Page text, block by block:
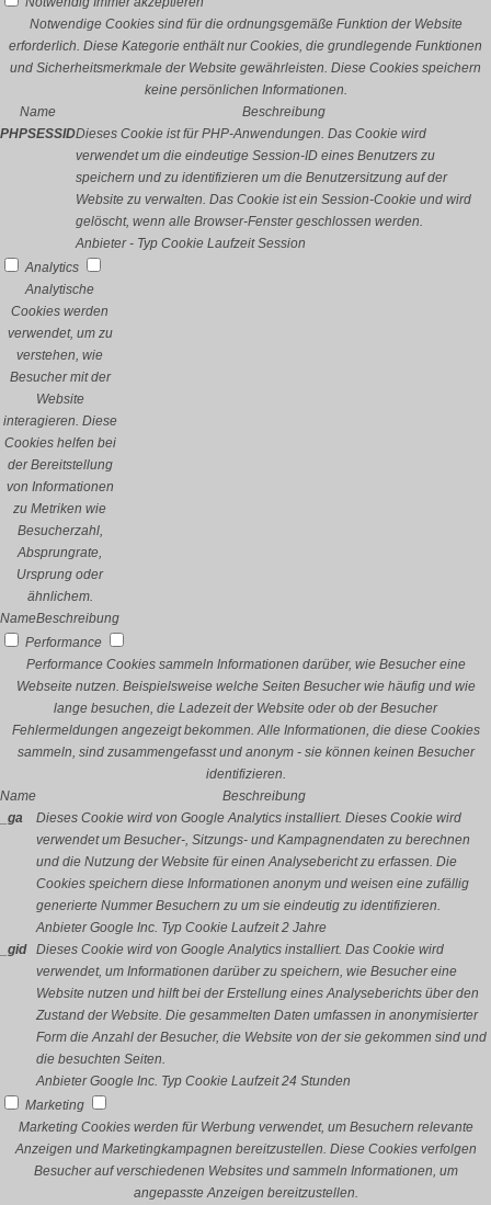
Notwendige Cookies sind für die ordnungsgemäße Funktion der Website
erforderlich. Diese Kategorie enthält nur Cookies, die grundlegende Funktionen
und Sicherheitsmerkmale der Website gewährleisten. Diese Cookies speichern
keine persönlichen Informationen.
Name
Beschreibung
PHPSESSIDDieses Cookie ist für PHP-Anwendungen. Das Cookie wird
verwendet um die eindeutige Session-ID eines Benutzers zu
speichern und zu identifizieren um die Benutzersitzung auf der
Website zu verwalten. Das Cookie ist ein Session-Cookie und wird
gelöscht, wenn alle Browser-Fenster geschlossen werden.
Anbieter - Typ Cookie Laufzeit Session
Analytics
Analytische
Cookies werden
verwendet, um zu
verstehen, wie
Besucher mit der
Website
interagieren. Diese
Cookies helfen bei
der Bereitstellung
von Informationen
zu Metriken wie
Besucherzahl,
Absprungrate,
Ursprung oder
ähnlichem.
NameBeschreibung
Performance
Performance Cookies sammeln Informationen darüber, wie Besucher eine
Webseite nutzen. Beispielsweise welche Seiten Besucher wie häufig und wie
lange besuchen, die Ladezeit der Website oder ob der Besucher
Fehlermeldungen angezeigt bekommen. Alle Informationen, die diese Cookies
sammeln, sind zusammengefasst und anonym - sie können keinen Besucher
identifizieren.
Name
Beschreibung
_ga
Dieses Cookie wird von Google Analytics installiert. Dieses Cookie wird
verwendet um Besucher-, Sitzungs- und Kampagnendaten zu berechnen
und die Nutzung der Website für einen Analysebericht zu erfassen. Die
Cookies speichern diese Informationen anonym und weisen eine zufällig
generierte Nummer Besuchern zu um sie eindeutig zu identifizieren.
Anbieter Google Inc. Typ Cookie Laufzeit 2 Jahre
_gid
Dieses Cookie wird von Google Analytics installiert. Das Cookie wird
verwendet, um Informationen darüber zu speichern, wie Besucher eine
Website nutzen und hilft bei der Erstellung eines Analyseberichts über den
Zustand der Website. Die gesammelten Daten umfassen in anonymisierter
Form die Anzahl der Besucher, die Website von der sie gekommen sind und
die besuchten Seiten.
Anbieter Google Inc. Typ Cookie Laufzeit 24 Stunden
Marketing
Marketing Cookies werden für Werbung verwendet, um Besuchern relevante
Anzeigen und Marketingkampagnen bereitzustellen. Diese Cookies verfolgen
Besucher auf verschiedenen Websites und sammeln Informationen, um
angepasste Anzeigen bereitzustellen.